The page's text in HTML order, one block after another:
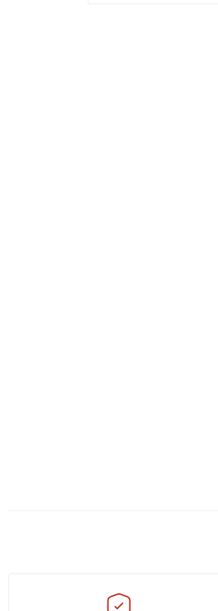
Ürün resmi kalitesiz, bozuk veya görüntülenemiyor.